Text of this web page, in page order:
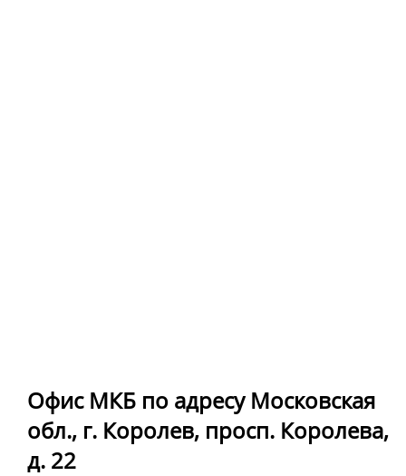
Офис МКБ по адресу Московская
обл., г. Королев, просп. Королева,
д. 22